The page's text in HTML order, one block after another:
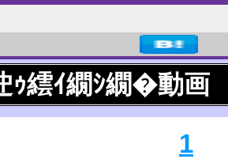
ｩ繧ｲ繝ｼ繝�動画
1